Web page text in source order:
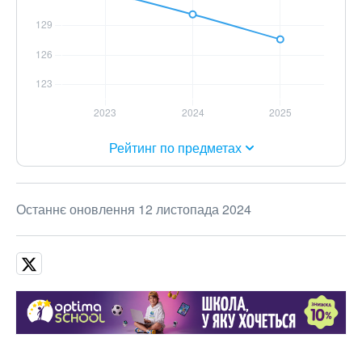
Рейтинг по предметах
Останнє оновлення 12 листопада 2024